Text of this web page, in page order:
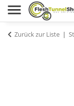
Zurück zur Liste